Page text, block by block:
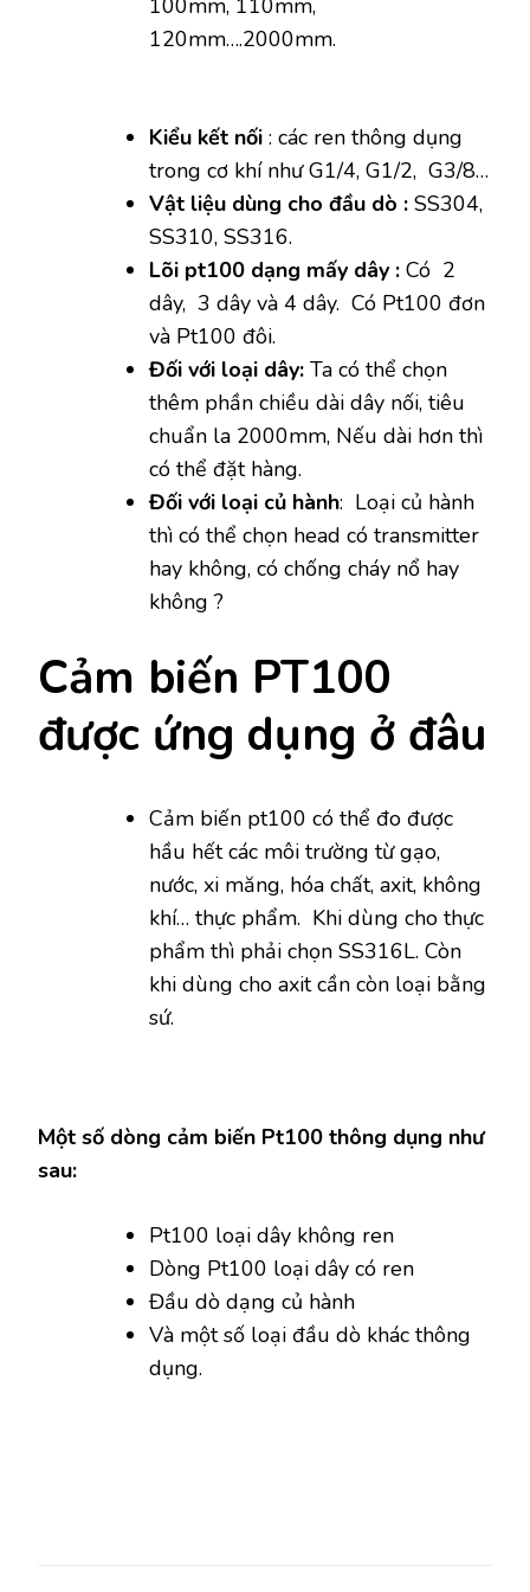
120mm….2000mm.
Kiểu kết nối : các ren thông dụng
trong cơ khí như G1/4, G1/2, G3/8…
Vật liệu dùng cho đầu dò : SS304,
SS310, SS316.
Lõi pt100 dạng mấy dây : Có 2
dây, 3 dây và 4 dây. Có Pt100 đơn
và Pt100 đôi.
Đối với loại dây: Ta có thể chọn
thêm phần chiều dài dây nối, tiêu
chuẩn la 2000mm, Nếu dài hơn thì
có thể đặt hàng.
Đối với loại củ hành: Loại củ hành
thì có thể chọn head có transmitter
hay không, có chống cháy nổ hay
không ?
Cảm biến PT100
được ứng dụng ở đâu
Cảm biến pt100 có thể đo được
hầu hết các môi trường từ gạo,
nước, xi măng, hóa chất, axit, không
khí… thực phẩm. Khi dùng cho thực
phẩm thì phải chọn SS316L. Còn
khi dùng cho axit cần còn loại bằng
sứ.
Một số dòng cảm biến Pt100 thông dụng như
sau:
Pt100 loại dây không ren
Dòng Pt100 loại dây có ren
Đầu dò dạng củ hành
Và một số loại đầu dò khác thông
dụng.